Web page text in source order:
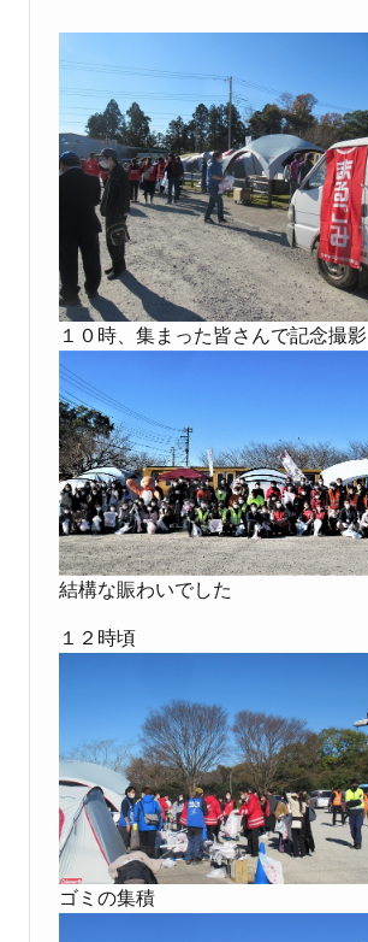
１０時、集まった皆さんで記念撮影
結構な賑わいでした
１２時頃
ゴミの集積